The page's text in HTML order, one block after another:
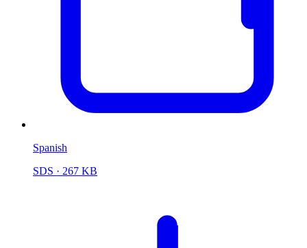
Spanish
SDS · 267 KB